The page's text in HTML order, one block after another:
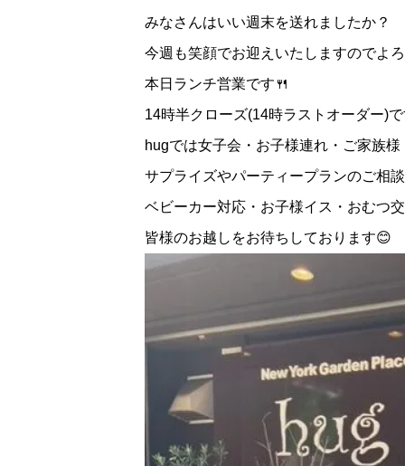
みなさんはいい週末を送れましたか？
今週も笑顔でお迎えいたしますのでよ
本日ランチ営業です🍴
14時半クローズ(14時ラストオーダー)
hugでは女子会・お子様連れ・ご家族
サプライズやパーティープランのご相
ベビーカー対応・お子様イス・おむつ
皆様のお越しをお待ちしております😊